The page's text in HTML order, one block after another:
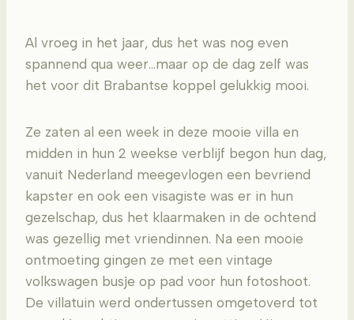
Al vroeg in het jaar, dus het was nog even
spannend qua weer…maar op de dag zelf was
het voor dit Brabantse koppel gelukkig mooi.
Ze zaten al een week in deze mooie villa en
midden in hun 2 weekse verblijf begon hun dag,
vanuit Nederland meegevlogen een bevriend
kapster en ook een visagiste was er in hun
gezelschap, dus het klaarmaken in de ochtend
was gezellig met vriendinnen. Na een mooie
ontmoeting gingen ze met een vintage
volkswagen busje op pad voor hun fotoshoot.
De villatuin werd ondertussen omgetoverd tot